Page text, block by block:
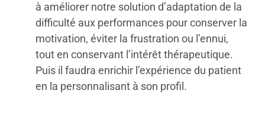
à améliorer notre solution d’adaptation de la
difficulté aux performances pour conserver la
motivation, éviter la frustration ou l’ennui,
tout en conservant l’intérêt thérapeutique.
Puis il faudra enrichir l’expérience du patient
en la personnalisant à son profil.